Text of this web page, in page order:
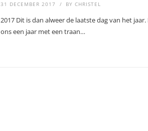
31 DECEMBER 2017 BY CHRISTEL
2017 Dit is dan alweer de laatste dag van het
ons een jaar met een traan…